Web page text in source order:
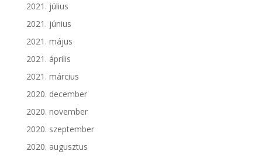
2021. július
2021. június
2021. május
2021. április
2021. március
2020. december
2020. november
2020. szeptember
2020. augusztus